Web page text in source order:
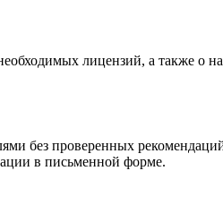
лицензий, а также о
без проверенных
в письменной форме.